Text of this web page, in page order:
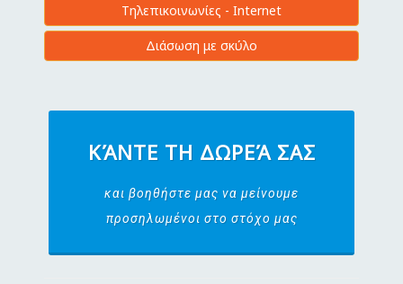
Τηλεπικοινωνίες - Internet
Διάσωση με σκύλο
ΚΆΝΤΕ ΤΗ ΔΩΡΕΆ ΣΑΣ
και βοηθήστε μας να μείνουμε
προσηλωμένοι στο στόχο μας